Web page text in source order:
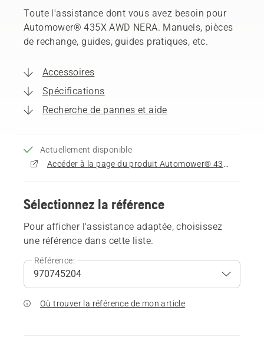
Toute l'assistance dont vous avez besoin pour
Automower® 435X AWD NERA. Manuels, pièces
de rechange, guides, guides pratiques, etc.
Accessoires
Spécifications
Recherche de pannes et aide
Actuellement disponible
Accéder à la page du produit Automower® 435X AWD NERA
Sélectionnez la référence
Pour afficher l'assistance adaptée, choisissez
une référence dans cette liste.
Référence:
Où trouver la référence de mon article